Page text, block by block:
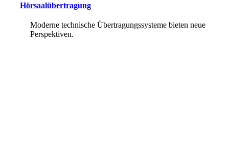
Hörsaalübertragung
Moderne technische Übertragungssysteme bieten neue
Perspektiven.